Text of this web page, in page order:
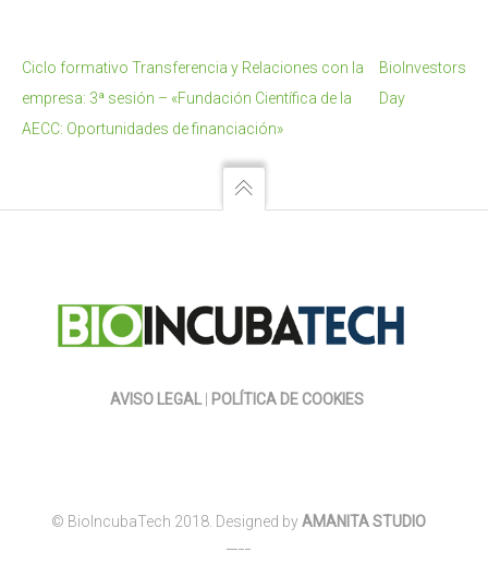
Ciclo formativo Transferencia y Relaciones con la
empresa: 3ª sesión – «Fundación Científica de la
AECC: Oportunidades de financiación»
BioInvestors
Day
AVISO LEGAL POLÍTICA DE COOKIES
© BioIncubaTech 2018. Designed byAMANITA STUDIO